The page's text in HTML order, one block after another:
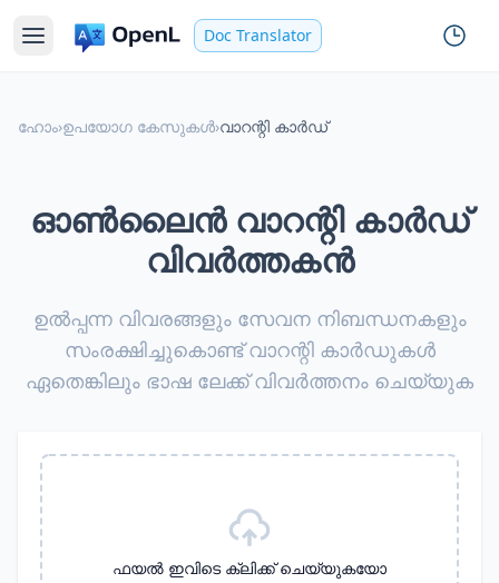
Doc Translator
ഹോം›ഉപയോഗ കേസുകൾ›വാറന്റി കാർഡ്
ഓൺലൈൻ വാറന്റി കാർഡ്
വിവർത്തകൻ
ഉൽപ്പന്ന വിവരങ്ങളും സേവന നിബന്ധനകളും
സംരക്ഷിച്ചുകൊണ്ട് വാറന്റി കാർഡുകൾ
ഏതെങ്കിലും ഭാഷ ലേക്ക് വിവർത്തനം ചെയ്യുക
ഫയൽ ഇവിടെ ക്ലിക്ക് ചെയ്യുകയോ